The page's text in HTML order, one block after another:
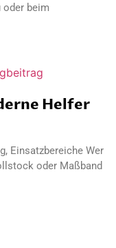
oder beim
Helfer
Einsatzbereiche Wer
oder Maßband